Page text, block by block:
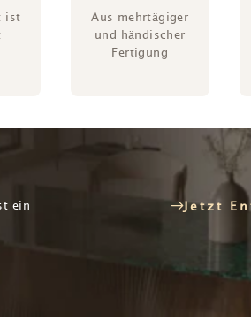
ist
Aus mehrtägiger
und händischer
Fertigung
ein Jetzt